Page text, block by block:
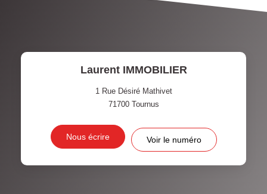
Laurent IMMOBILIER
1 Rue Désiré Mathivet
71700 Tournus
Nous écrire Voir le numéro